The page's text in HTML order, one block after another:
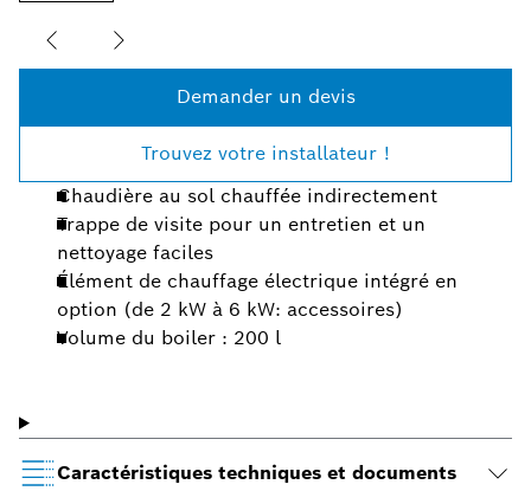
Demander un devis
Trouvez votre installateur !
Chaudière au sol chauffée indirectement
Trappe de visite pour un entretien et un
nettoyage faciles
Élément de chauffage électrique intégré en
option (de 2 kW à 6 kW: accessoires)
Volume du boiler : 200 l
Caractéristiques techniques et documents